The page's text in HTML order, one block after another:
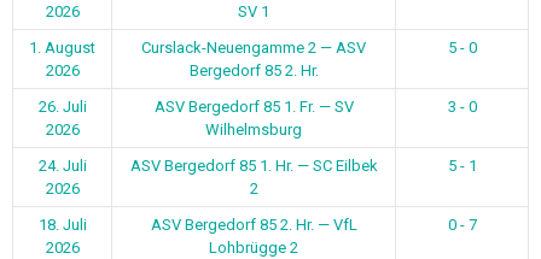
2026
SV 1
1. August
2026
Curslack-Neuengamme 2 — ASV
Bergedorf 85 2. Hr.
5 - 0
26. Juli
2026
ASV Bergedorf 85 1. Fr. — SV
Wilhelmsburg
3 - 0
24. Juli
2026
ASV Bergedorf 85 1. Hr. — SC Eilbek
2
5 - 1
18. Juli
2026
ASV Bergedorf 85 2. Hr. — VfL
Lohbrügge 2
0 - 7